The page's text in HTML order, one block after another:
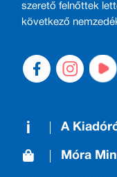
szerető felnőttek
következő
A
Móra